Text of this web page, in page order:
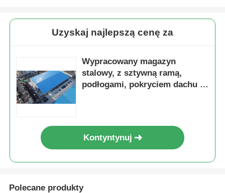
Uzyskaj najlepszą cenę za
Wypracowany magazyn
stalowy, z sztywną ramą,
podłogami, pokryciem dachu i
Kontyntynuj
Polecane produkty